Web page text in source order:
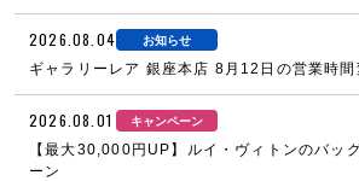
2026.08.04 お知らせ
ギャラリーレア 銀座本店 8月12日の営業時
2026.08.01 キャンペーン
【最大30,000円UP】ルイ・ヴィトンのバッ
ーン